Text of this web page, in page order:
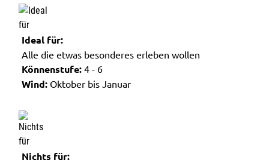
Ideal für:
Alle die etwas besonderes erleben wollen
Könnenstufe: 4 - 6
Wind: Oktober bis Januar
Nichts für: